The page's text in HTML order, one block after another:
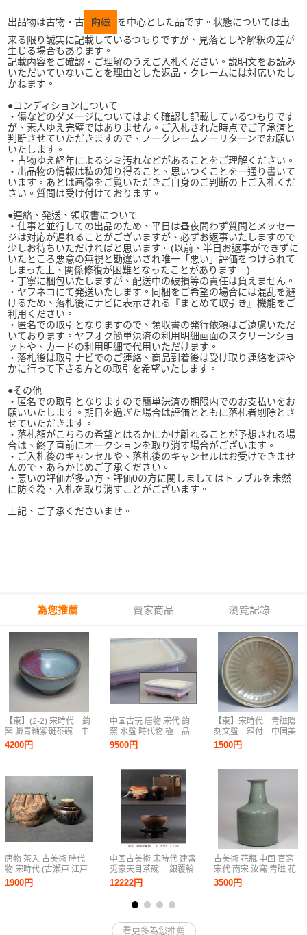
出品物は古物・古 陶磁
を中心とした品です。状態については出
来る限り誠実に記載しているつもりですが、見落としや解釈の差が
生じる場合もあります。
記載内容をご確認・ご理解のうえご入札ください。説明文をお読み
いただいていないことを理由とした返品・クレームには対応いたし
かねます。
●コンディションについて
・傷などのダメージについてはよく確認し記載しているつもりです
が、素人ゆえ完璧ではありません。ご入札された時点でご了承済と
判断させていただきますので、ノークレームノーリターンでお願い
いたします。
・古物ゆえ経年によるシミ汚れなどがあることをご理解ください。
・出品物の情報は私の知り得ること、思いつくことを一通り書いて
います。あとは画像をご覧いただきご自身のご判断の上ご入札くだ
さい。質問は受け付けております。
●連絡、発送、領収書について
・仕事と並行しての出品のため、平日は昼夜問わず質問とメッセー
ジは対応が遅れることがございますが、必ずお返事いたしますので
少しお待ちいただければと思います。(以前、半日お返事ができずに
いたところ悪意の無視と勘違いされ唯一「悪い」評価をつけられて
しまった上、関係修復が困難となったことがあります。)
・丁寧に梱包いたしますが、配送中の破損等の責任は負えません。
・ヤフネコにて発送いたします。同梱をご希望の場合には混乱を避
けるため、落札後にナビに表示される『まとめて取引き』機能をご
利用ください。
・匿名での取引となりますので、領収書の発行依頼はご遠慮いただ
いております。ヤフオク簡単決済の利用明細画面のスクリーンショ
ットや、カードの利用明細で代用いただけます。
・落札後は取引ナビでのご連絡、商品到着後は受け取り連絡を速や
かに行って下さる方との取引を希望いたします。
●その他
・匿名での取引となりますので簡単決済の期限内でのお支払いをお
願いいたします。期日を過ぎた場合は評価とともに落札者削除とさ
せていただきます。
・落札額がこちらの希望とはるかにかけ離れることが予想される場
合は、終了直前にオークションを取り消す場合がございます。
・ご入札後のキャンセルや、落札後のキャンセルはお受けできませ
んので、あらかじめご了承ください。
・悪いの評価が多い方、評価0の方に関しましてはトラブルを未然
に防ぐ為、入札を取り消すことがございます。
上記、ご了承くださいませ。
為您推薦 賣家商品 瀏覽記錄
【東】(2-2) 宋時代 鈞
窯 澱青釉紫斑茶碗 中
国美術/古美術・骨董
品 lot:73129
4200円
唐物 茶入 古美術 時代
物 宋時代 (古瀬戸 江戸
時代 牙蓋 茶道 仕覆付
1900円
中国古玩 唐物 宋代 鈞
窯 水盤 時代物 極上品
初だし品 D9498
9500円
中国古美術 宋時代 建盞
兎豪天目茶碗 銀覆輪
伝世珍品 台・仕覆・桐
箱付属
12222円
【東】宋時代 青磁陰
刻文盤 箱付 中国美
術/古美術・骨董品
lot:73113
1500円
古美術 花瓶 中国 官窯
宋代 南宋 汝窯 青磁 花
生 時代物 古玩 花器
3500円
看更多為您推薦